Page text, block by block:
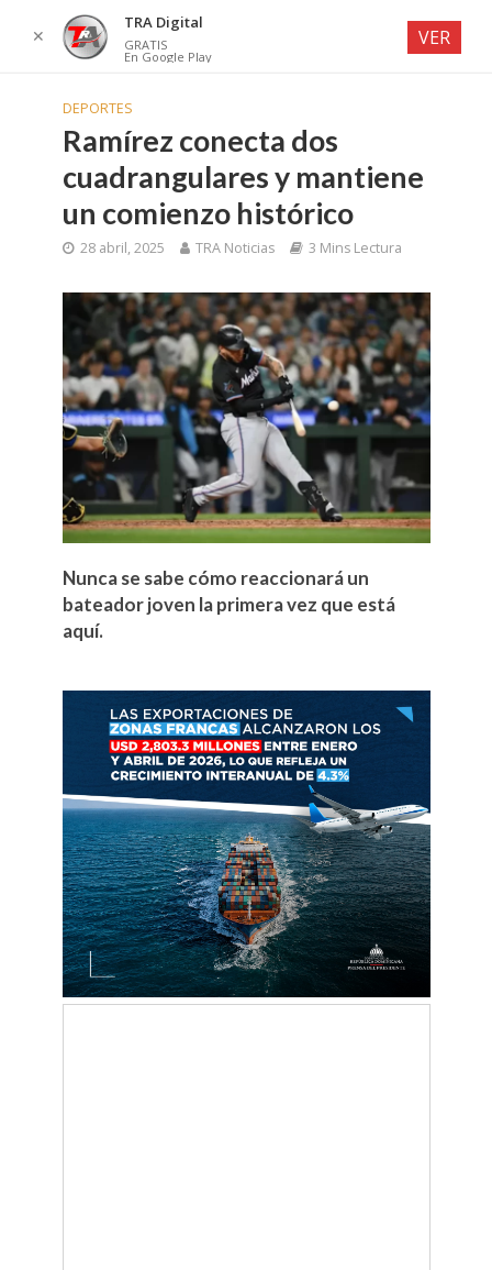
DEPORTES
Ramírez conecta dos
cuadrangulares y mantiene
un comienzo histórico
28 abril, 2025 TRA Noticias 3 Mins Lectura
Nunca se sabe cómo reaccionará un
bateador joven la primera vez que está
aquí.
✕
TRA Digital
GRATIS
En Google Play
VER